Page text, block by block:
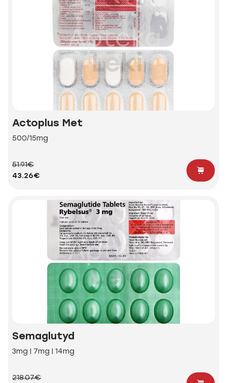
Actoplus Met
500/15mg
51.91€
43.26€
Semaglutyd
3mg | 7mg | 14mg
218.07€